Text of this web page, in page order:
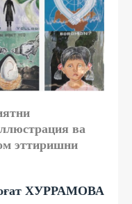
ва
эттиришни
ХУРРАМОВА